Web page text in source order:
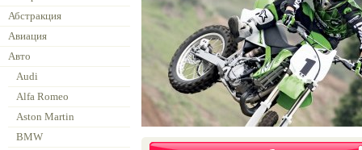
Абстракция
Авиация
Авто
Audi
Alfa Romeo
Aston Martin
BMW